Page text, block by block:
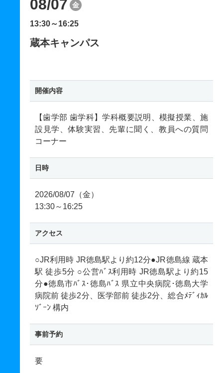
08/07 金
13:30～16:25
蔵本キャンパス
開催内容
【歯学部 歯学科】学科概要説明、模擬授業、施
設見学、体験実習、先輩に聞く、教員への質問
コーナー
日時
2026/08/07（金）
13:30～16:25
アクセス
○JR利用時 JR徳島駅より約12分●JR徳島線 蔵本
駅 徒歩5分 ○公営ﾊﾞｽ利用時 JR徳島駅より約15
分●徳島市ﾊﾞｽ･徳島ﾊﾞｽ 県立中央病院･徳島大学
病院前 徒歩2分、医学部前 徒歩2分、総合ﾒﾃﾞｨｶﾙ
ｿﾞｰﾝ 構内
事前予約
要